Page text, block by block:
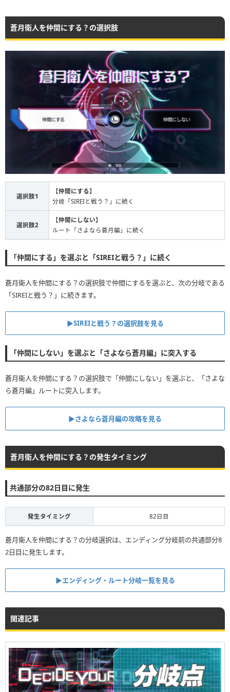
蒼月衛人を仲間にする？の選択肢
選択肢1
【仲間にする】
分岐「SIREIと戦う？」に続く
選択肢2
【仲間にしない】
ルート「さよなら蒼月編」に続く
「仲間にする」を選ぶと「SIREIと戦う？」に続く
蒼月衛人を仲間にする？の選択肢で仲間にするを選ぶと、次の分岐である
「SIREIと戦う？」に続きます。
▶︎SIREIと戦う？の選択肢を見る
「仲間にしない」を選ぶと「さよなら蒼月編」に突入する
蒼月衛人を仲間にする？の選択肢で「仲間にしない」を選ぶと、「さよな
ら蒼月編」ルートに突入します。
▶︎さよなら蒼月編の攻略を見る
蒼月衛人を仲間にする？の発生タイミング
共通部分の82日目に発生
発生タイミング 82日目
蒼月衛人を仲間にする？の分岐選択は、エンディング分岐前の共通部分8
2日目に発生します。
▶︎エンディング・ルート分岐一覧を見る
関連記事